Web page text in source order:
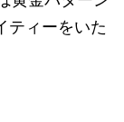
ティーをいた